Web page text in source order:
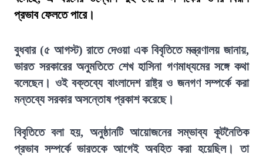
প্রভাব ফেলতে পারে।
বুধবার (৫ আগস্ট) রাতে দেওয়া এক বিবৃতিতে মন্ত্রণালয় জানায়,
ভারত সরকারের অনুমতিতে শেখ হাসিনা গণমাধ্যমের সঙ্গে কথা
বলেছেন। ওই বক্তব্যে বাংলাদেশ রাষ্ট্র ও জনগণ সম্পর্কে করা
মন্তব্যে সরকার অসন্তোষ প্রকাশ করেছে।
বিবৃতিতে বলা হয়, অনুষ্ঠানটি আয়োজনের সম্ভাব্য কূটনৈতিক
প্রভাব সম্পর্কে ভারতকে আগেই অবহিত করা হয়েছিল। তা